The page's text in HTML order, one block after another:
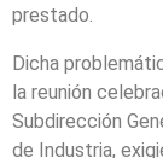
prestado.
Dicha
la reunión
Subdirección
de Industria,